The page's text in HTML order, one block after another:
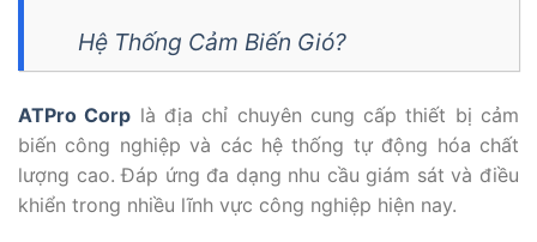
Hệ Thống Cảm Biến Gió?
ATPro Corp là địa chỉ chuyên cung cấp thiết bị cảm
biến công nghiệp và các hệ thống tự động hóa chất
lượng cao. Đáp ứng đa dạng nhu cầu giám sát và điều
khiển trong nhiều lĩnh vực công nghiệp hiện nay.